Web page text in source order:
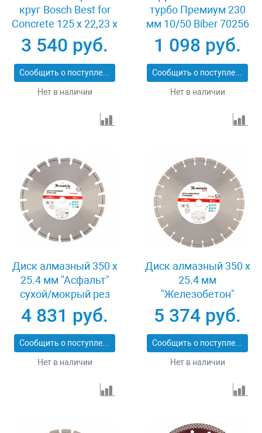
круг Bosch Best for
Concrete 125 x 22,23 x
2,2 x 12 mm
3 540 руб.
Сообщить о поступлении
Нет в наличии
турбо Премиум 230
мм 10/50 Biber 70256
1 098 руб.
Сообщить о поступлении
Нет в наличии
Диск алмазный 350 х
25.4 мм "Асфальт"
сухой/мокрый рез
Pro Matrix 731073
4 831 руб.
Сообщить о поступлении
Нет в наличии
Диск алмазный 350 х
25.4 мм
"Железобетон"
сухой/мокрый рез
Pro Matrix 731103
5 374 руб.
Сообщить о поступлении
Нет в наличии